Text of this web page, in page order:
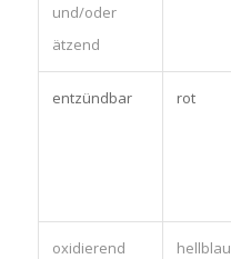
und/oder
ätzend
entzündbar rot
oxidierend hellblau